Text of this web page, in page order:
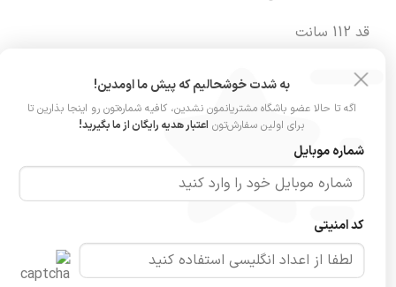
قد 112 سانت
قد مانکن 165 سانت
سایز مانکن 38
komode
همه مدلبارونی و پالتو را اینجاببینید.
به شدت خوشحالیم که پیش ما اومدین!
اگه تا حالا عضو باشگاه مشتریانمون نشدین، کافیه شماره‌تون رو اینجا بذارین تا
برای اولین سفارش‌توناعتبار هدیه رایگان از ما بگیرید!
شماره موبایل
کد امنیتی